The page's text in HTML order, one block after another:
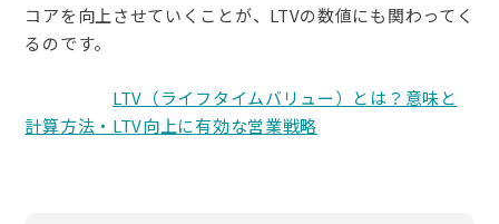
コアを向上させていくことが、LTVの数値にも関わってく
るのです。
LTV（ライフタイムバリュー）とは？意味と
計算方法・LTV向上に有効な営業戦略